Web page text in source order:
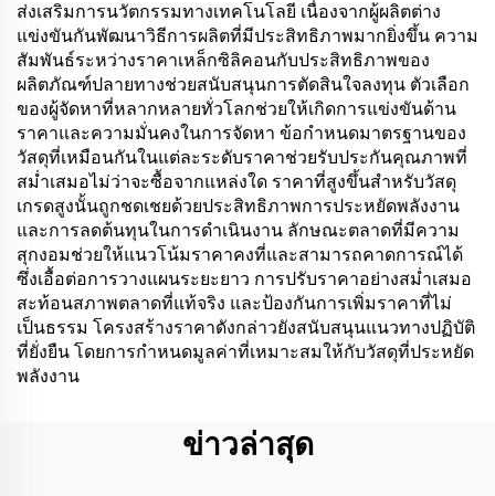
ส่งเสริมการนวัตกรรมทางเทคโนโลยี เนื่องจากผู้ผลิตต่าง
แข่งขันกันพัฒนาวิธีการผลิตที่มีประสิทธิภาพมากยิ่งขึ้น ความ
สัมพันธ์ระหว่างราคาเหล็กซิลิคอนกับประสิทธิภาพของ
ผลิตภัณฑ์ปลายทางช่วยสนับสนุนการตัดสินใจลงทุน ตัวเลือก
ของผู้จัดหาที่หลากหลายทั่วโลกช่วยให้เกิดการแข่งขันด้าน
ราคาและความมั่นคงในการจัดหา ข้อกำหนดมาตรฐานของ
วัสดุที่เหมือนกันในแต่ละระดับราคาช่วยรับประกันคุณภาพที่
สม่ำเสมอไม่ว่าจะซื้อจากแหล่งใด ราคาที่สูงขึ้นสำหรับวัสดุ
เกรดสูงนั้นถูกชดเชยด้วยประสิทธิภาพการประหยัดพลังงาน
และการลดต้นทุนในการดำเนินงาน ลักษณะตลาดที่มีความ
สุกงอมช่วยให้แนวโน้มราคาคงที่และสามารถคาดการณ์ได้
ซึ่งเอื้อต่อการวางแผนระยะยาว การปรับราคาอย่างสม่ำเสมอ
สะท้อนสภาพตลาดที่แท้จริง และป้องกันการเพิ่มราคาที่ไม่
เป็นธรรม โครงสร้างราคาดังกล่าวยังสนับสนุนแนวทางปฏิบัติ
ที่ยั่งยืน โดยการกำหนดมูลค่าที่เหมาะสมให้กับวัสดุที่ประหยัด
พลังงาน
ข่าวล่าสุด